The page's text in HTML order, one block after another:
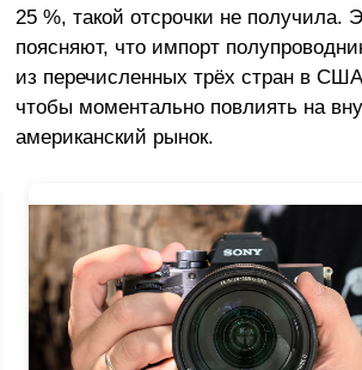
25 %, такой отсрочки не получила.
поясняют, что импорт
из перечисленных трёх стран в
чтобы моментально повлиять на
американский рынок.